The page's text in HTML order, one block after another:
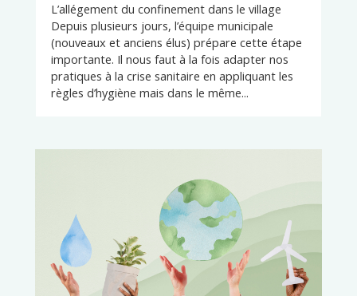
L’allégement du confinement dans le village
Depuis plusieurs jours, l’équipe municipale
(nouveaux et anciens élus) prépare cette étape
importante. Il nous faut à la fois adapter nos
pratiques à la crise sanitaire en appliquant les
règles d’hygiène mais dans le même...